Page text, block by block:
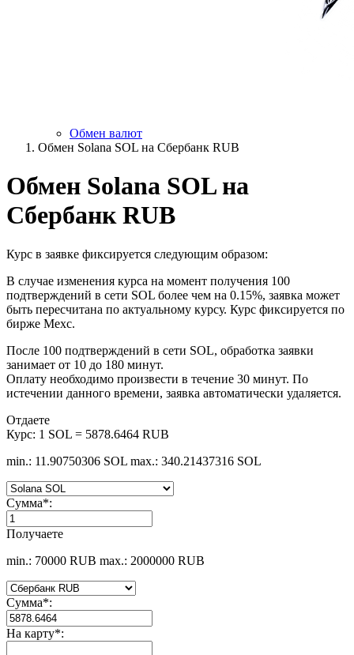
Обмен валют
Обмен Solana SOL на Сбербанк RUB
Обмен Solana SOL на
Сбербанк RUB
Курс в заявке фиксируется следующим образом:
В случае изменения курса на момент получения 100
подтверждений в сети SOL более чем на 0.15%, заявка может
быть пересчитана по актуальному курсу. Курс фиксируется по
бирже Mexc.
После 100 подтверждений в сети SOL, обработка заявки
занимает от 10 до 180 минут.
Оплату необходимо произвести в течение 30 минут. По
истечении данного времени, заявка автоматически удаляется.
Отдаете
Курс: 1 SOL = 5878.6464 RUB
min.: 11.90750306 SOL max.: 340.21437316 SOL
Сумма*:
Получаете
min.: 70000 RUB max.: 2000000 RUB
Сумма*:
На карту*: